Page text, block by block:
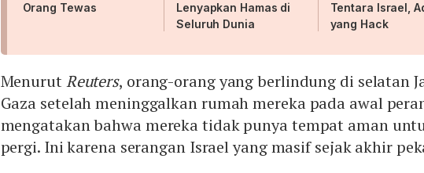
Orang Tewas
Lenyapkan Hamas di
Seluruh Dunia
Tentara Israel,
yang Hack
MenurutReuters, orang-orang yang berlindung di selatan
Gaza setelah meninggalkan rumah mereka pada awal
mengatakan bahwa mereka tidak punya tempat aman
pergi. Ini karena serangan Israel yang masif sejak akhir